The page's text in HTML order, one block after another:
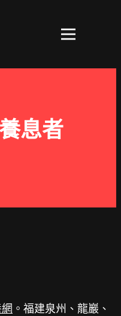
息者
。福建泉州、龍巖、